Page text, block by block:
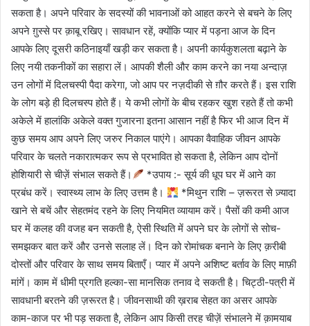
सकता है। अपने परिवार के सदस्यों की भावनाओं को आहत करने से बचने के लिए
अपने ग़ुस्से पर क़ाबू रखिए। सावधान रहें, क्योंकि प्यार में पड़ना आज के दिन
आपके लिए दूसरी कठिनाइयाँ खड़ी कर सकता है। अपनी कार्यकुशलता बढ़ाने के
लिए नयी तकनीकों का सहारा लें। आपकी शैली और काम करने का नया अन्दाज़
उन लोगों में दिलचस्पी पैदा करेगा, जो आप पर नज़दीकी से ग़ौर करते हैं। इस राशि
के लोग बड़े ही दिलचस्प होते हैं। ये कभी लोगों के बीच रहकर खुश रहते हैं तो कभी
अकेले में हालांकि अकेले वक्त गुजारना इतना आसान नहीं है फिर भी आज दिन में
कुछ समय आप अपने लिए जरुर निकाल पाएंगे। आपका वैवाहिक जीवन आपके
परिवार के चलते नकारात्मकर रूप से प्रभावित हो सकता है, लेकिन आप दोनों
होशियारी से चीज़ें संभाल सकते हैं।
*उपाय :- सूर्य की धूप घर में आने का
प्रबंध करें। स्वास्थ्य लाभ के लिए उत्तम है।
*मिथुन राशि – ज़रूरत से ज़्यादा
खाने से बचें और सेहतमंद रहने के लिए नियमित व्यायाम करें। पैसों की कमी आज
घर में कलह की वजह बन सकती है, ऐसी स्थिति में अपने घर के लोगों से सोच-
समझकर बात करें और उनसे सलाह लें। दिन को रोमांचक बनाने के लिए क़रीबी
दोस्तों और परिवार के साथ समय बिताएँ। प्यार में अपने अशिष्ट बर्ताव के लिए माफ़ी
मांगें। काम में धीमी प्रगति हल्का-सा मानसिक तनाव दे सकती है। चिट्ठी-पत्री में
सावधानी बरतने की ज़रूरत है। जीवनसाथी की ख़राब सेहत का असर आपके
काम-काज पर भी पड़ सकता है, लेकिन आप किसी तरह चीज़ें संभालने में क़ामयाब